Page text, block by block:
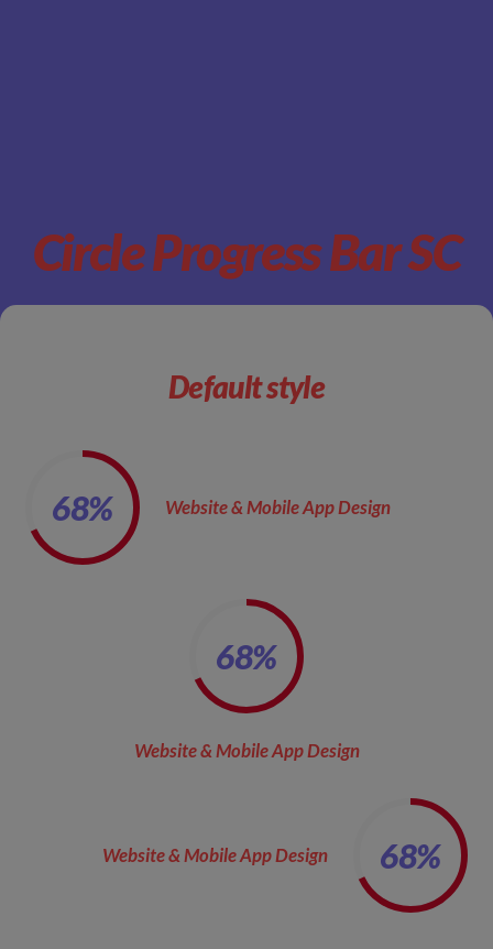
Circle Progress Bar SC
Default style
68% Website & Mobile App Design
68%
Website & Mobile App Design
68%
Website & Mobile App Design